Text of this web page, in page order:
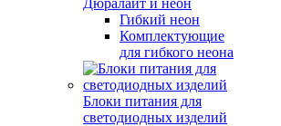
Дюралайт и неон
Гибкий неон
Комплектующие
для гибкого неона
Блоки питания для
светодиодных изделий